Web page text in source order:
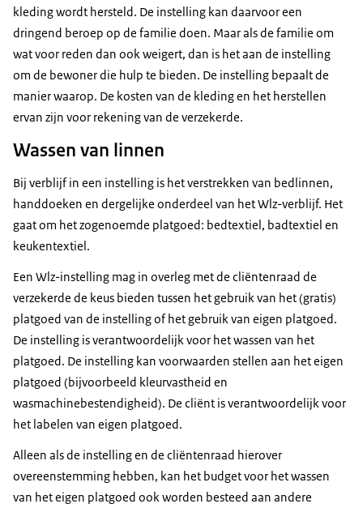
kleding wordt hersteld. De instelling kan daarvoor een
dringend beroep op de familie doen. Maar als de familie om
wat voor reden dan ook weigert, dan is het aan de instelling
om de bewoner die hulp te bieden. De instelling bepaalt de
manier waarop. De kosten van de kleding en het herstellen
ervan zijn voor rekening van de verzekerde.
Wassen van linnen
Bij verblijf in een instelling is het verstrekken van bedlinnen,
handdoeken en dergelijke onderdeel van het Wlz-verblijf. Het
gaat om het zogenoemde platgoed: bedtextiel, badtextiel en
keukentextiel.
Een Wlz-instelling mag in overleg met de cliëntenraad de
verzekerde de keus bieden tussen het gebruik van het (gratis)
platgoed van de instelling of het gebruik van eigen platgoed.
De instelling is verantwoordelijk voor het wassen van het
platgoed. De instelling kan voorwaarden stellen aan het eigen
platgoed (bijvoorbeeld kleurvastheid en
wasmachinebestendigheid). De cliënt is verantwoordelijk voor
het labelen van eigen platgoed.
Alleen als de instelling en de cliëntenraad hierover
overeenstemming hebben, kan het budget voor het wassen
van het eigen platgoed ook worden besteed aan andere